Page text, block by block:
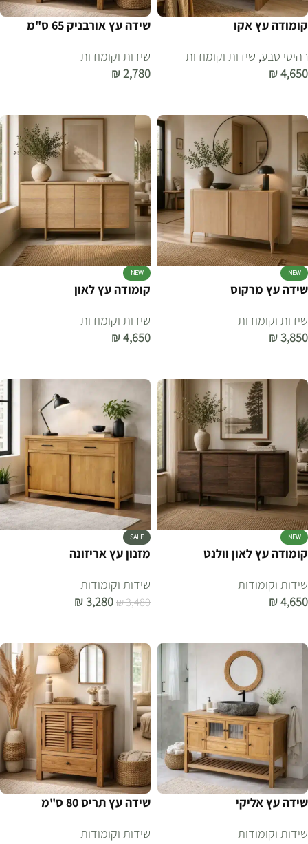
קומודה עץ אקו
רהיטי טבע, שידות וקומודות
₪4,650
שידה עץ אורבניק 65 ס"מ
שידות וקומודות
₪2,780
NEW
שידה עץ מרקוס
שידות וקומודות
₪3,850
NEW
קומודה עץ לאון
שידות וקומודות
₪4,650
NEW
קומודה עץ לאון וולנט
שידות וקומודות
₪4,650
SALE
מזנון עץ אריזונה
שידות וקומודות
₪3,480
₪3,280
שידה עץ אליקי
שידות וקומודות
שידה עץ תריס 80 ס"מ
שידות וקומודות